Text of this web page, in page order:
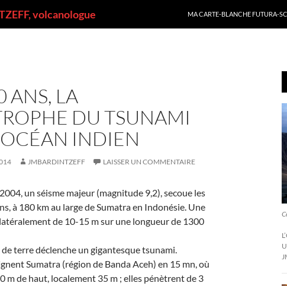
volcanologue
MA CARTE-BLANCHE FUTURA-
ANS, LA
DU TSUNAMI
INDIEN
JMBARDINTZEFF LAISSER UN COMMENTAIRE
un séisme majeur (magnitude 9,2), secoue les
à 180 km au large de Sumatra en Indonésie. Une
de 10-15 m sur une longueur de 1300
terre déclenche un gigantesque tsunami.
Sumatra (région de Banda Aceh) en 15 mn, où
m de haut, localement 35 m ; elles pénètrent de 3